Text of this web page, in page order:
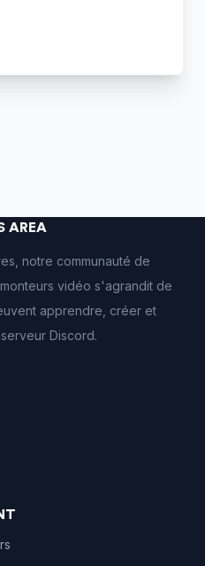
AREA
notre communauté de
vidéo s'agrandit de
apprendre, créer et
Discord.